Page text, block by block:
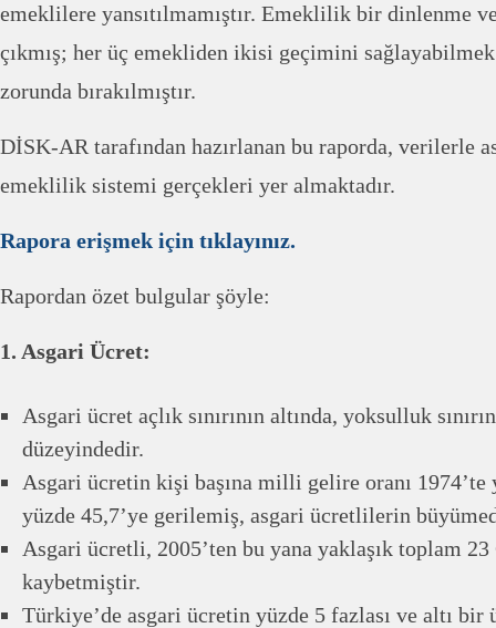
emeklilere yansıtılmamıştır. Emeklilik bir dinlenme
çıkmış; her üç emekliden ikisi geçimini
zorunda bırakılmıştır.
DİSK-AR tarafından hazırlanan bu raporda, verilerle
emeklilik sistemi gerçekleri yer almaktadır.
Rapora erişmek için tıklayınız.
Rapordan özet bulgular şöyle:
1. Asgari Ücret:
Asgari ücret açlık sınırının altında, yoksulluk
düzeyindedir.
Asgari ücretin kişi başına milli gelire oranı 1974’te
yüzde 45,7’ye gerilemiş, asgari ücretlilerin
Asgari ücretli, 2005’ten bu yana yaklaşık toplam 23
kaybetmiştir.
Türkiye’de asgari ücretin yüzde 5 fazlası ve altı bir